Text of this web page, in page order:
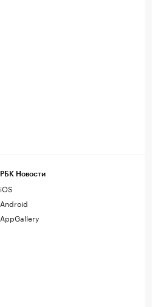
РБК Новости
iOS
Android
AppGallery